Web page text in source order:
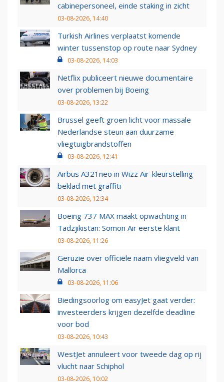
cabinepersoneel, einde staking in zicht
03-08-2026, 14:40
Turkish Airlines verplaatst komende
winter tussenstop op route naar Sydney
03-08-2026, 14:03
Netflix publiceert nieuwe documentaire
over problemen bij Boeing
03-08-2026, 13:22
Brussel geeft groen licht voor massale
Nederlandse steun aan duurzame
vliegtuigbrandstoffen
03-08-2026, 12:41
Airbus A321neo in Wizz Air-kleurstelling
beklad met graffiti
03-08-2026, 12:34
Boeing 737 MAX maakt opwachting in
Tadzjikistan: Somon Air eerste klant
03-08-2026, 11:26
Geruzie over officiële naam vliegveld van
Mallorca
03-08-2026, 11:06
Biedingsoorlog om easyJet gaat verder:
investeerders krijgen dezelfde deadline
voor bod
03-08-2026, 10:43
WestJet annuleert voor tweede dag op rij
vlucht naar Schiphol
03-08-2026, 10:02